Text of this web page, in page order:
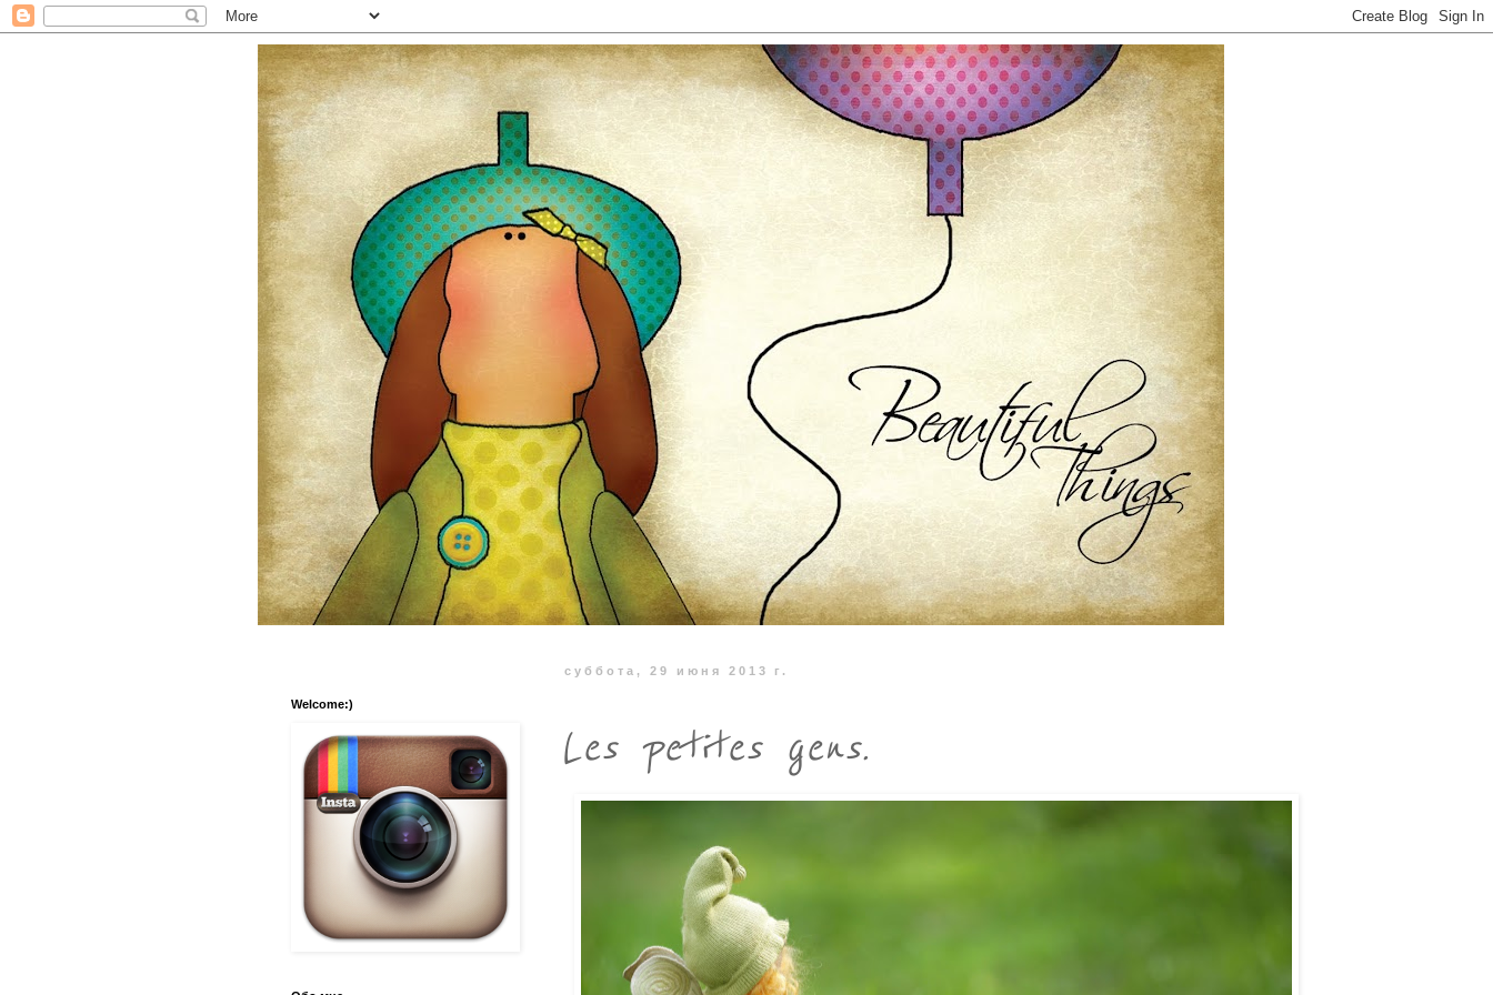
суббота, 29 июня 2013 г.
Les petites gens.
Welcome:)